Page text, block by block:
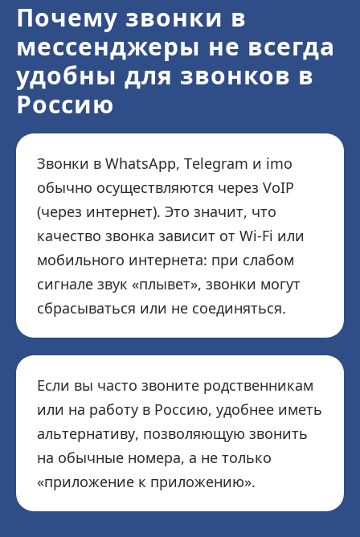
Почему звонки в
мессенджеры не всегда
удобны для звонков в
Россию
Звонки в WhatsApp, Telegram и imo
обычно осуществляются через VoIP
(через интернет). Это значит, что
качество звонка зависит от Wi-Fi или
мобильного интернета: при слабом
сигнале звук «плывет», звонки могут
сбрасываться или не соединяться.
Если вы часто звоните родственникам
или на работу в Россию, удобнее иметь
альтернативу, позволяющую звонить
на обычные номера, а не только
«приложение к приложению».